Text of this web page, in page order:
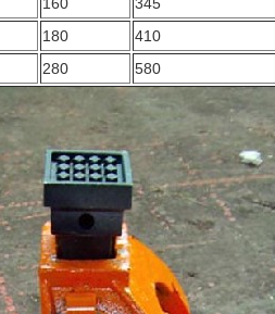
180 410
280 580